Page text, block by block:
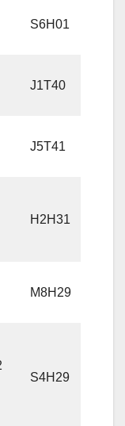
S6H01
J1T40
J5T41
H2H31
M8H29
S4H29